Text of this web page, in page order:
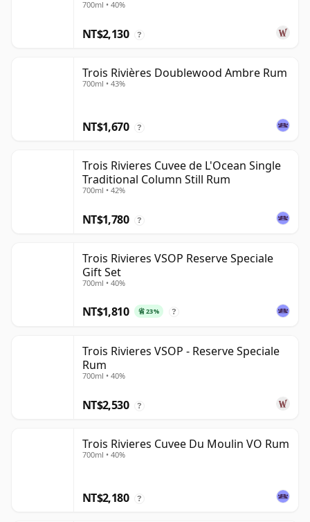
700ml • 40%
NT$2,130 ?
Trois Rivières Doublewood Ambre Rum
700ml • 43%
NT$1,670 ?
Trois Rivieres Cuvee de L'Ocean Single
Traditional Column Still Rum
700ml • 42%
NT$1,780 ?
Trois Rivieres VSOP Reserve Speciale
Gift Set
700ml • 40%
NT$1,810 省 23% ?
Trois Rivieres VSOP - Reserve Speciale
Rum
700ml • 40%
NT$2,530 ?
Trois Rivieres Cuvee Du Moulin VO Rum
700ml • 40%
NT$2,180 ?